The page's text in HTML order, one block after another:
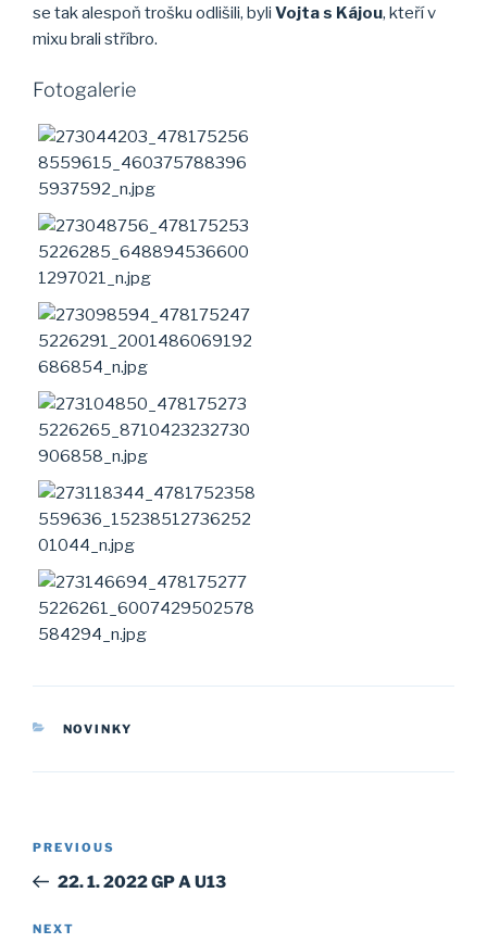
se tak alespoň trošku odlišili, byli Vojta s Kájou, kteří v
mixu brali stříbro.
Fotogalerie
CATEGORIES
NOVINKY
Previous
Post
PREVIOUS
22. 1. 2022 GP A U13
Next
NEXT